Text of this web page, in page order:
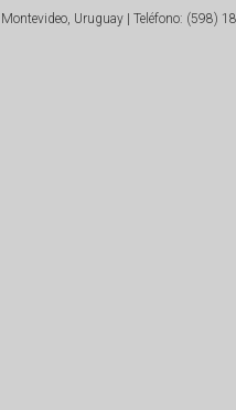
Uruguay | Teléfono: (598)